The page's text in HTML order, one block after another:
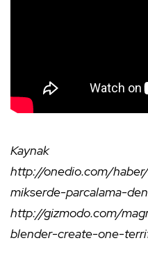
Kaynak
http://onedio.com/
mikserde-parcalama-
http://gizmodo.com/
blender-create-one-